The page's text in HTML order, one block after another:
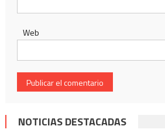
Web
NOTICIAS DESTACADAS